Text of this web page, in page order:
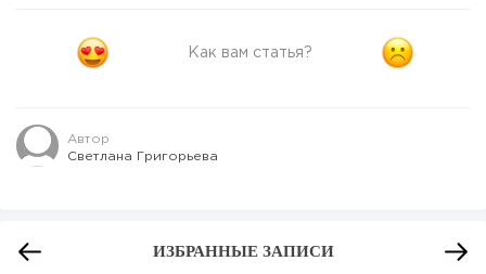
Как вам статья?
Автор
Светлана Григорьева
ИЗБРАННЫЕ ЗАПИСИ